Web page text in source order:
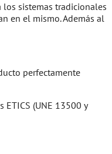
los sistemas tradicionales
en el mismo. Además al
perfectamente
(UNE 13500 y